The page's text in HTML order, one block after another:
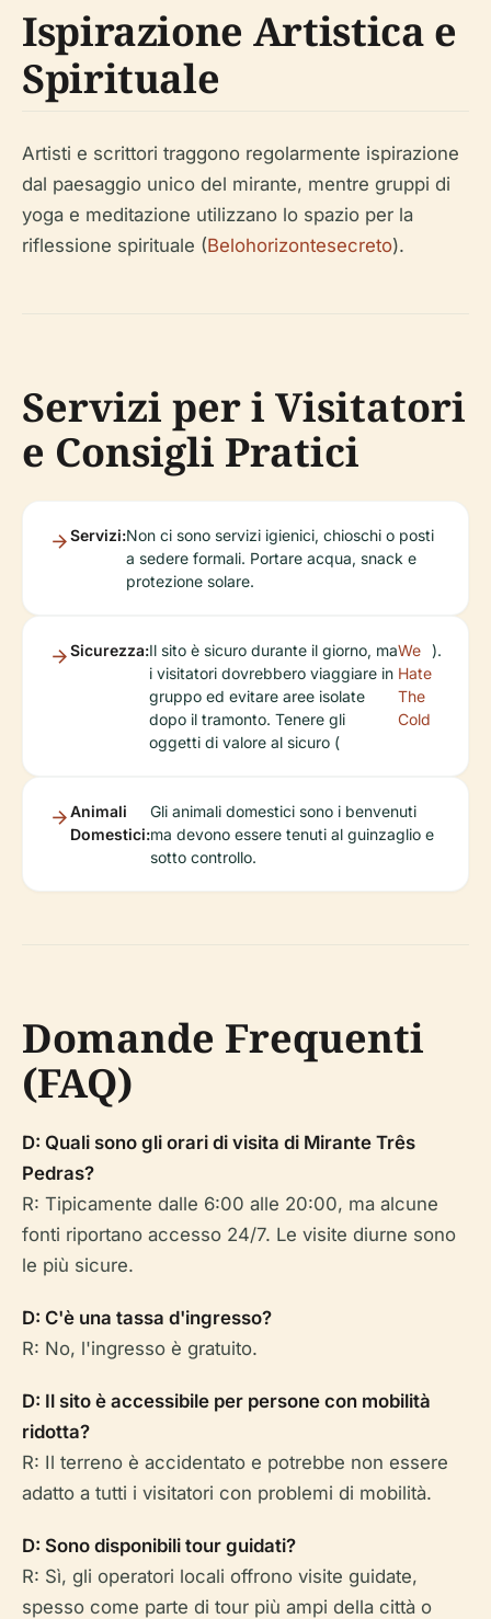
Ispirazione Artistica e
Spirituale
Artisti e scrittori traggono regolarmente ispirazione
dal paesaggio unico del mirante, mentre gruppi di
yoga e meditazione utilizzano lo spazio per la
riflessione spirituale (Belohorizontesecreto).
Servizi per i Visitatori
e Consigli Pratici
Servizi:Non ci sono servizi igienici, chioschi o posti
a sedere formali. Portare acqua, snack e
protezione solare.
Sicurezza:Il sito è sicuro durante il giorno, ma
i visitatori dovrebbero viaggiare in
gruppo ed evitare aree isolate
dopo il tramonto. Tenere gli
oggetti di valore al sicuro (
We
Hate
The
Cold
).
Animali
Domestici:
Gli animali domestici sono i benvenuti
ma devono essere tenuti al guinzaglio e
sotto controllo.
Domande Frequenti
(FAQ)
D: Quali sono gli orari di visita di Mirante Três
Pedras?
R: Tipicamente dalle 6:00 alle 20:00, ma alcune
fonti riportano accesso 24/7. Le visite diurne sono
le più sicure.
D: C'è una tassa d'ingresso?
R: No, l'ingresso è gratuito.
D: Il sito è accessibile per persone con mobilità
ridotta?
R: Il terreno è accidentato e potrebbe non essere
adatto a tutti i visitatori con problemi di mobilità.
D: Sono disponibili tour guidati?
R: Sì, gli operatori locali offrono visite guidate,
spesso come parte di tour più ampi della città o